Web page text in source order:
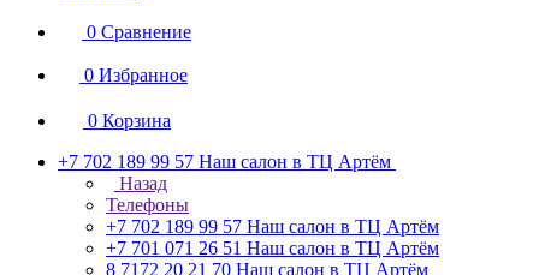
0 Сравнение
0 Избранное
0 Корзина
+7 702 189 99 57 Наш салон в ТЦ Артём
Назад
Телефоны
+7 702 189 99 57 Наш салон в ТЦ Артём
+7 701 071 26 51 Наш салон в ТЦ Артём
8 7172 20 21 70 Наш салон в ТЦ Артём